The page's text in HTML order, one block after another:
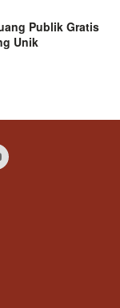
Publik Gratis
Unik